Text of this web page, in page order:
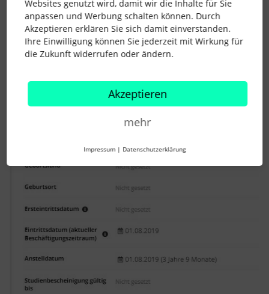
danke dir für die Rückmeldung. Ich habe die Screenshots mal
größer gemacht - die Angaben sind identisch:
Websites genutzt wird, damit wir die Inhalte für Sie
anpassen und Werbung schalten können. Durch
Akzeptieren erklären Sie sich damit einverstanden.
Ihre Einwilligung können Sie jederzeit mit Wirkung für
die Zukunft widerrufen oder ändern.
Akzeptieren
mehr
Impressum | Datenschutzerklärung